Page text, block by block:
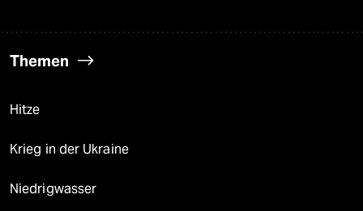
Themen
Hitze
Krieg in der Ukraine
Niedrigwasser